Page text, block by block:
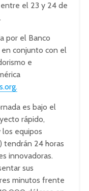
el 23 y 24 de
por el Banco
conjunto con el
e
es bajo el
rápido,
equipos
tendrán 24 horas
innovadoras.
sus
minutos frente